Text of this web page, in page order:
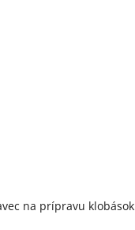
na prípravu klobások